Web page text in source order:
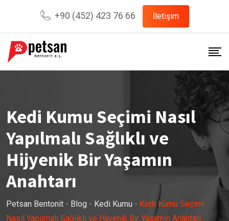
content
+90 (452) 423 76 66 İletişim
Kedi Kumu Seçimi Nasıl
Yapılmalı Sağlıklı ve
Hijyenik Bir Yaşamın
Anahtarı
Petsan Bentonit - Blog - Kedi Kumu - Kedi Kumu Seçimi
Nasıl Yapılmalı Sağlıklı ve Hijyenik Bir Yaşamın Anahtarı